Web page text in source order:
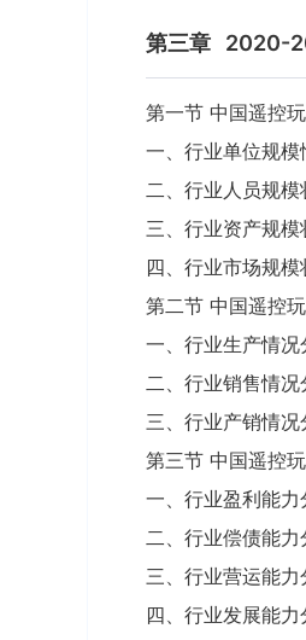
第三章 2020-
第一节 中国遥控
一、行业单位规模
二、行业人员规模
三、行业资产规模
四、行业市场规
第二节 中国遥控
一、行业生产情况
二、行业销售情况
三、行业产销情况
第三节 中国遥控
一、行业盈利能力
二、行业偿债能力
三、行业营运能力
四、行业发展能力